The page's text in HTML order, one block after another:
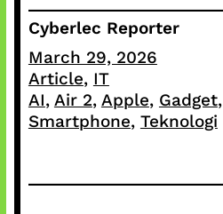
Cyberlec Reporter
March 29, 2026
Article, IT
AI, Air 2, Apple, Gadget,
Smartphone, Teknologi